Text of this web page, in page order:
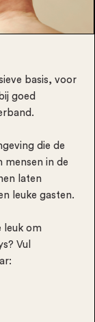
basis, voor
goed
die de
mensen in de
laten
leuke gasten.
leuk om
Vul